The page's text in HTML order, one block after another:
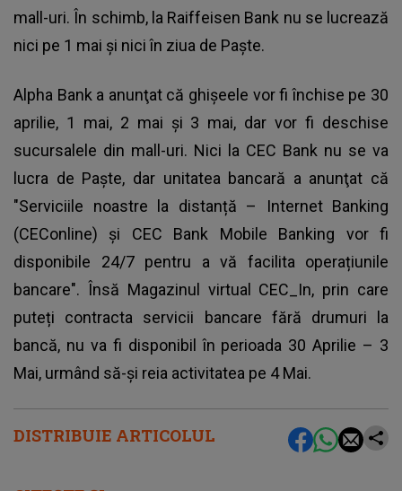
DISTRIBUIE ARTICOLUL
mall-uri. În schimb, la Raiffeisen Bank nu se lucrează
nici pe 1 mai şi nici în ziua de Paşte.
Alpha Bank a anunţat că ghişeele vor fi închise pe 30
aprilie, 1 mai, 2 mai şi 3 mai, dar vor fi deschise
sucursalele din mall-uri. Nici la CEC Bank nu se va
lucra de Paşte, dar unitatea bancară a anunţat că
"Serviciile noastre la distanță – Internet Banking
(CEConline) și CEC Bank Mobile Banking vor fi
disponibile 24/7 pentru a vă facilita operațiunile
bancare". Însă Magazinul virtual CEC_In, prin care
puteți contracta servicii bancare fără drumuri la
bancă, nu va fi disponibil în perioada 30 Aprilie – 3
Mai, urmând să-și reia activitatea pe 4 Mai.